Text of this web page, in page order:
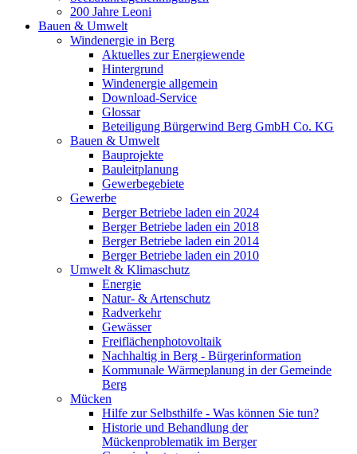
200 Jahre Leoni
Bauen & Umwelt
Windenergie in Berg
Aktuelles zur Energiewende
Hintergrund
Windenergie allgemein
Download-Service
Glossar
Beteiligung Bürgerwind Berg GmbH Co. KG
Bauen & Umwelt
Bauprojekte
Bauleitplanung
Gewerbegebiete
Gewerbe
Berger Betriebe laden ein 2024
Berger Betriebe laden ein 2018
Berger Betriebe laden ein 2014
Berger Betriebe laden ein 2010
Umwelt & Klimaschutz
Energie
Natur- & Artenschutz
Radverkehr
Gewässer
Freiflächenphotovoltaik
Nachhaltig in Berg - Bürgerinformation
Kommunale Wärmeplanung in der Gemeinde
Berg
Mücken
Hilfe zur Selbsthilfe - Was können Sie tun?
Historie und Behandlung der
Mückenproblematik im Berger